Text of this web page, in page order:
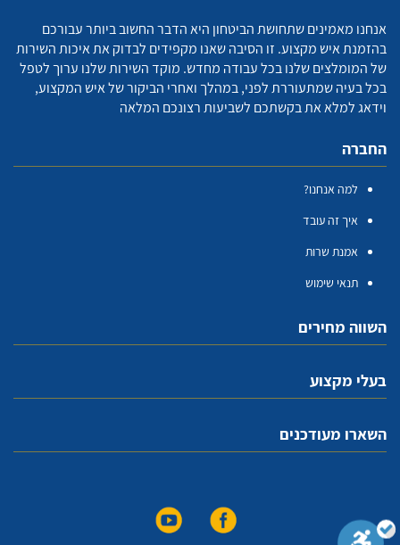
אנחנו מאמינים שתחושת הביטחון היא הדבר החשוב ביותר עבורכם
בהזמנת איש מקצוע. זו הסיבה שאנו מקפידים לבדוק את איכות השירות
של המומלצים שלנו בכל עבודה מחדש. מוקד השירות שלנו ערוך לטפל
בכל בעיה שמתעוררת לפני, במהלך ואחרי הביקור של איש המקצוע,
וידאג למלא את בקשתכם לשביעות רצונכם המלאה
החברה
למה אנחנו?
איך זה עובד
אמנת שרות
תנאי שימוש
השווה מחירים
בעלי מקצוע
השארו מעודכנים